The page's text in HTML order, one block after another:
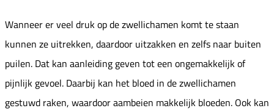
Wanneer er veel druk op de zwellichamen komt te staan
kunnen ze uitrekken, daardoor uitzakken en zelfs naar buiten
puilen. Dat kan aanleiding geven tot een ongemakkelijk of
pijnlijk gevoel. Daarbij kan het bloed in de zwellichamen
gestuwd raken, waardoor aambeien makkelijk bloeden. Ook kan